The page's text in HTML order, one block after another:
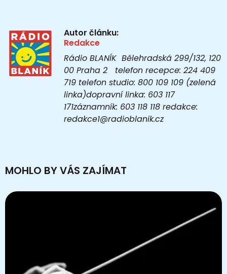
Autor článku:
Redakce
Rádio BLANÍK Bělehradská 299/132, 120
00 Praha 2 telefon recepce: 224 409
719 telefon studio: 800 109 109 (zelená
linka)dopravní linka: 603 117
171záznamník: 603 118 118 redakce:
redakce1@radioblanik.cz
MOHLO BY VÁS ZAJÍMAT